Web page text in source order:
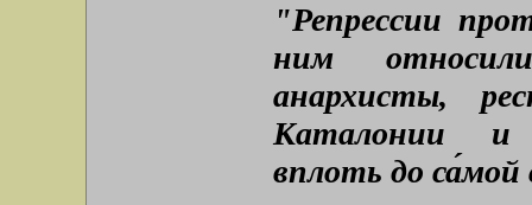
"Репрессии
ним
анархисты,
Каталонии и
вплоть до